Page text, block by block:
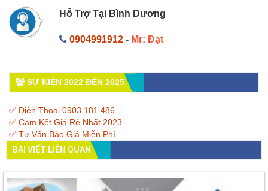
Hỗ Trợ Tại Bình Dương
0904991912- Mr: Đạt
SỰ KIỆN 2022 ĐẾN 2025
✅ Điện Thoại 0903.181.486
✅ Cam Kết Giá Rẻ Nhất 2023
✅ Tư Vấn Báo Giá Miễn Phí
BÀI VIẾT LIÊN QUAN